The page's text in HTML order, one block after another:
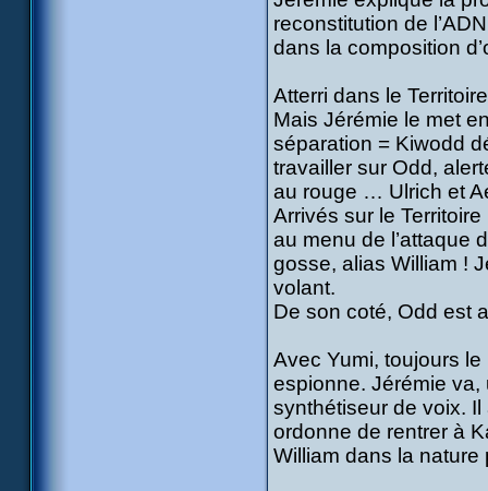
reconstitution de
dans la composition
Atterri dans le
Mais Jérémie le met
séparation = Kiwodd
travailler sur Odd,
au rouge … Ulrich et
Arrivés sur le
au menu de l’attaque
gosse, alias William !
volant.
De son coté, Odd est
Avec Yumi, toujours
espionne. Jérémie va,
synthétiseur de voix.
ordonne de rentrer à
William dans la nature